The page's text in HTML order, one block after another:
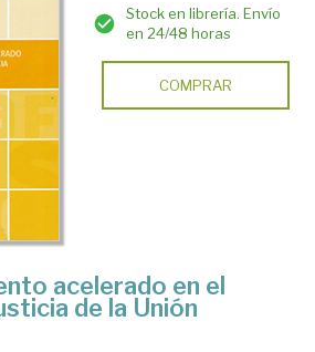
Stock en librería. Envío
en 24/48 horas
COMPRAR
acelerado en el
de la Unión